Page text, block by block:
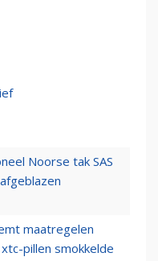
Noorse tak SAS
maatregelen
pillen smokkelde